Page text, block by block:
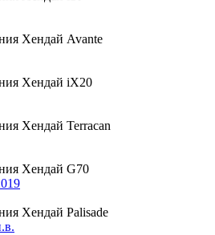
Хендай Avante
Хендай iX20
Хендай Terracan
Хендай G70
Хендай Palisade